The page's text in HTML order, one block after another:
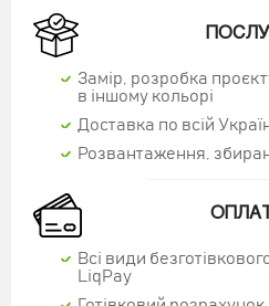
Замір, розробка
в іншому кольорі
Доставка по всій
Розвантаження,
Всі види
LiqPay